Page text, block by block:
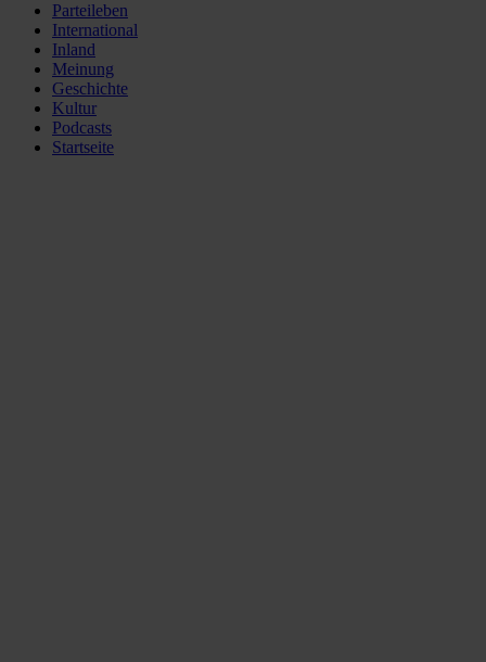
Parteileben
International
Inland
Meinung
Geschichte
Kultur
Podcasts
Startseite